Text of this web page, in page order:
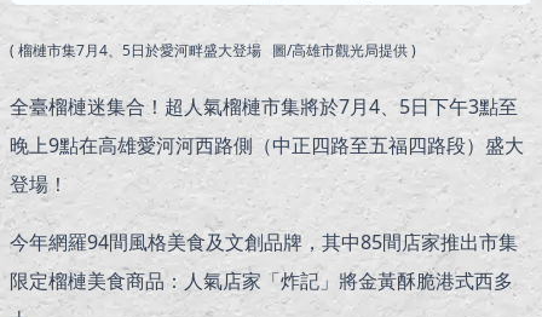
( 榴槤市集7月4、5日於愛河畔盛大登場 圖/高雄市觀光局提供 )
全臺榴槤迷集合！超人氣榴槤市集將於7月4、5日下午3點至
晚上9點在高雄愛河河西路側（中正四路至五福四路段）盛大
登場！
今年網羅94間風格美食及文創品牌，其中85間店家推出市集
限定榴槤美食商品：人氣店家「炸記」將金黃酥脆港式西多